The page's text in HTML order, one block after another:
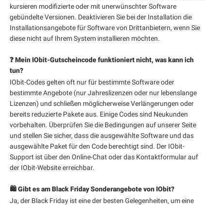
kursieren modifizierte oder mit unerwünschter Software
gebündelte Versionen. Deaktivieren Sie bei der Installation die
Installationsangebote für Software von Drittanbietern, wenn Sie
diese nicht auf Ihrem System installieren möchten.
❓ Mein IObit-Gutscheincode funktioniert nicht, was kann ich
tun?
IObit-Codes gelten oft nur für bestimmte Software oder
bestimmte Angebote (nur Jahreslizenzen oder nur lebenslange
Lizenzen) und schließen möglicherweise Verlängerungen oder
bereits reduzierte Pakete aus. Einige Codes sind Neukunden
vorbehalten. Überprüfen Sie die Bedingungen auf unserer Seite
und stellen Sie sicher, dass die ausgewählte Software und das
ausgewählte Paket für den Code berechtigt sind. Der IObit-
Support ist über den Online-Chat oder das Kontaktformular auf
der IObit-Website erreichbar.
🛍️ Gibt es am Black Friday Sonderangebote von IObit?
Ja, der Black Friday ist eine der besten Gelegenheiten, um eine